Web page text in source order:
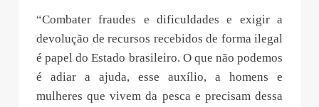
“Combater fraudes e dificuldades e exigir a
devolução de recursos recebidos de forma ilegal
é papel do Estado brasileiro. O que não podemos
é adiar a ajuda, esse auxílio, a homens e
mulheres que vivem da pesca e precisam dessa